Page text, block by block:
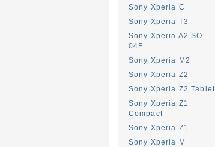
Sony Xperia C
Sony Xperia T3
Sony Xperia A2 SO-
04F
Sony Xperia M2
Sony Xperia Z2
Sony Xperia Z2 Tablet
Sony Xperia Z1
Compact
Sony Xperia Z1
Sony Xperia M